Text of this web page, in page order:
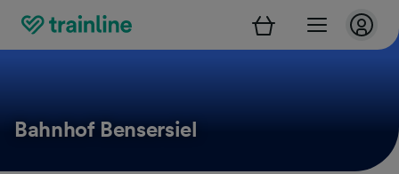
Bahnhof Bensersiel